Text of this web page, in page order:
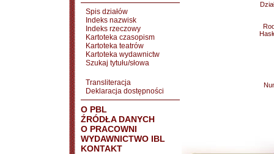
Spis działów
Indeks nazwisk
Indeks rzeczowy
Kartoteka czasopism
Kartoteka teatrów
Kartoteka wydawnictw
Szukaj tytułu/słowa
Transliteracja
Deklaracja dostępności
O PBL
ŹRÓDŁA DANYCH
O PRACOWNI
WYDAWNICTWO IBL
KONTAKT